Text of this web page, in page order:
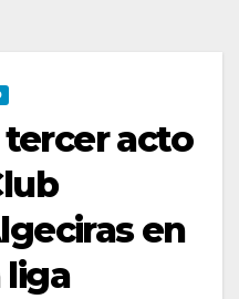
tercer acto
en
liga